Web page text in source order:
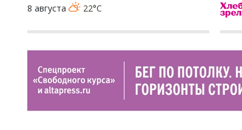
8 августа
22°C